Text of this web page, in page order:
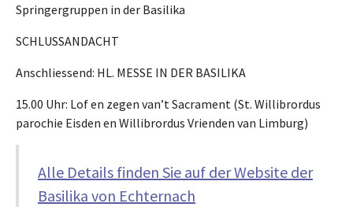
Springergruppen in der Basilika
SCHLUSSANDACHT
Anschliessend: HL. MESSE IN DER BASILIKA
15.00 Uhr: Lof en zegen van’t Sacrament (St. Willibrordus
parochie Eisden en Willibrordus Vrienden van Limburg)
Alle Details finden Sie auf der Website der
Basilika von Echternach